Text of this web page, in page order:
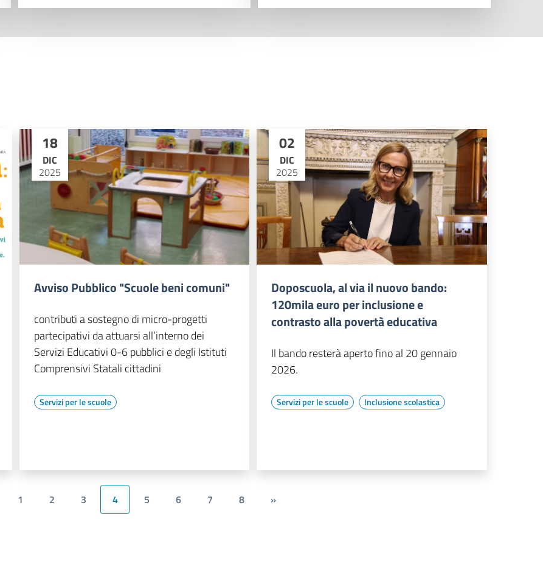
18
DIC
2025
Avviso Pubblico "Scuole beni comuni"
contributi a sostegno di micro-progetti
partecipativi da attuarsi all’interno dei
Servizi Educativi 0-6 pubblici e degli Istituti
Comprensivi Statali cittadini
Servizi per le scuole
02
DIC
2025
Doposcuola, al via il nuovo bando:
120mila euro per inclusione e
contrasto alla povertà educativa
Il bando resterà aperto fino al 20 gennaio
2026.
Servizi per le scuole Inclusione scolastica
1 2 3 4 5 6 7 8 »